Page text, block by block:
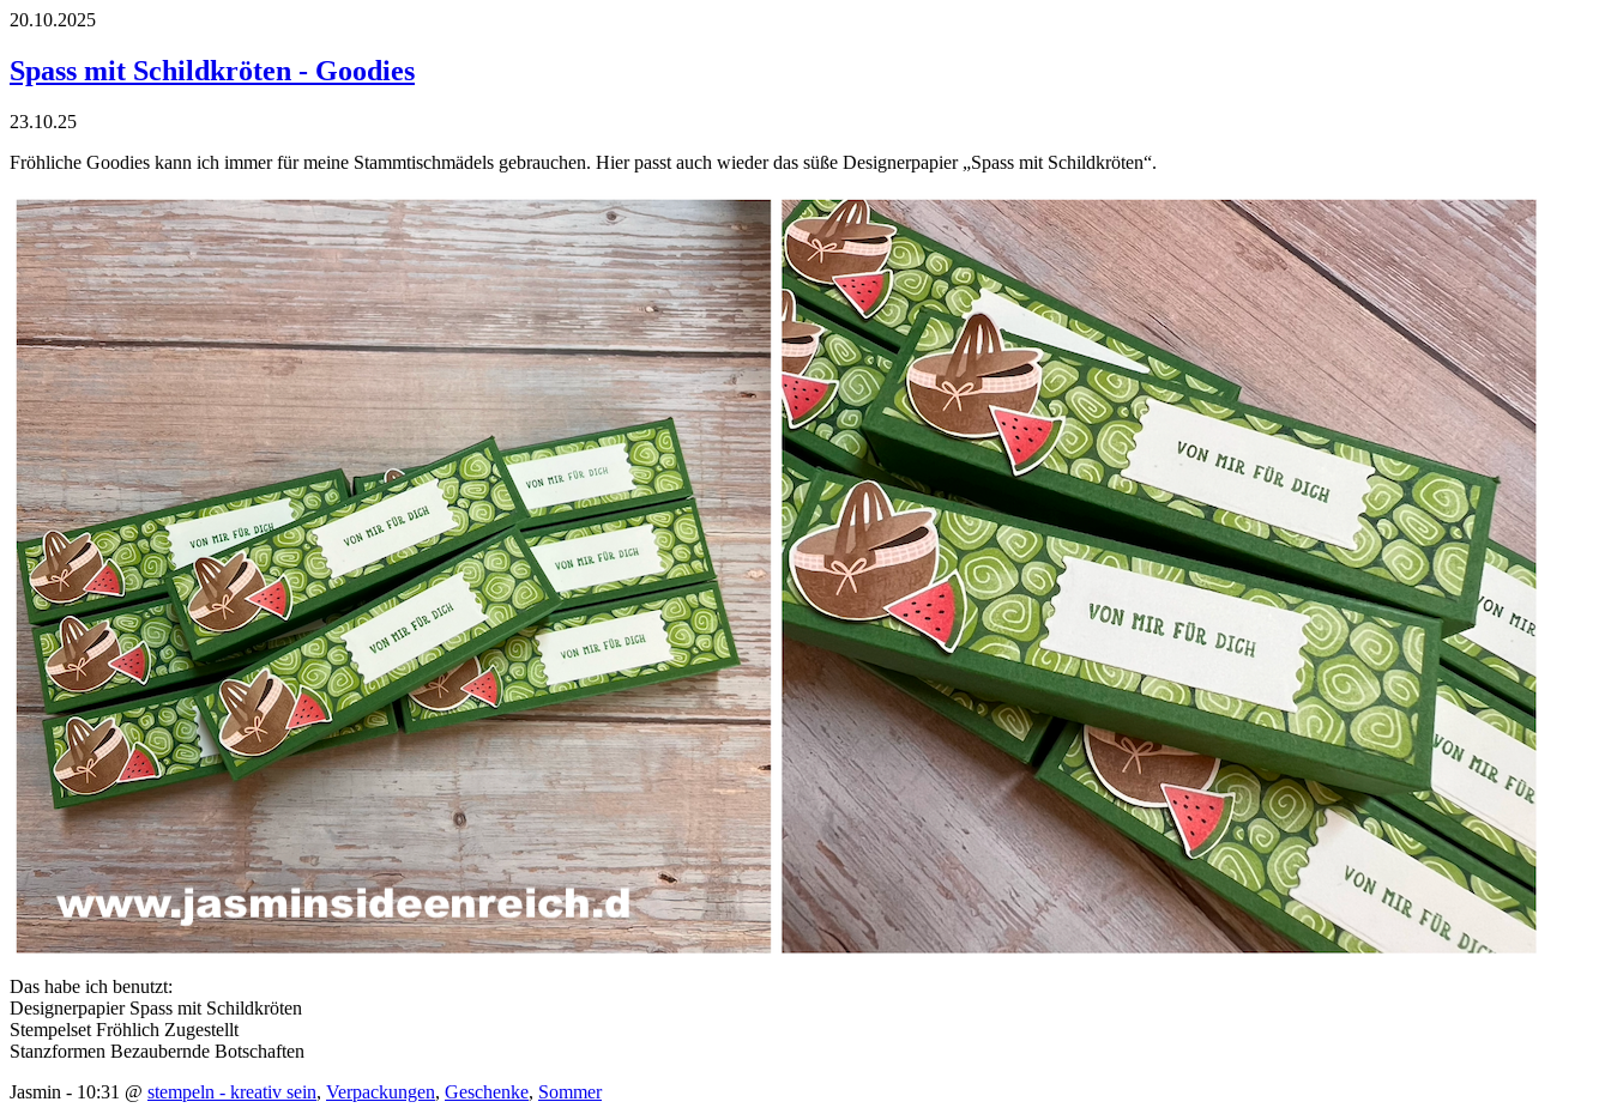
20.10.2025
Spass mit Schildkröten - Goodies
23.10.25
Fröhliche Goodies kann ich immer für meine Stammtischmädels gebrauchen. Hier passt auch wieder das süße Designerpapier „Spass mit Schildkröten“.
Das habe ich benutzt:
Designerpapier Spass mit Schildkröten
Stempelset Fröhlich Zugestellt
Stanzformen Bezaubernde Botschaften
Jasmin - 10:31 @ stempeln - kreativ sein, Verpackungen, Geschenke, Sommer